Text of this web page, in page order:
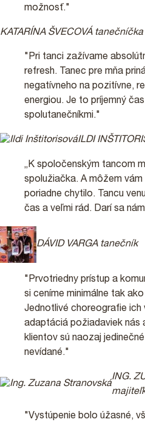
možnosť."
KATARÍNA ŠVECOVÁ tanečníčka
"Pri tanci zažívame
refresh. Tanec pre mňa
negatívneho na pozitívne,
energiou. Je to príjemný
spolutanečníkmi."
ILDI
„K spoločenským tancom
spolužiačka. A môžem
poriadne chytilo. Tancu
čas a veľmi rád. Darí sa
DÁVID VARGA tanečník
"Prvotriedny prístup a
si ceníme minimálne tak
Jednotlivé choreografie ich
adaptáciá požiadaviek nás
klientov sú naozaj
nevídané."
ING.
"Vystúpenie bolo úžasné,